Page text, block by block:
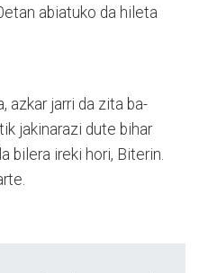
abiatuko da hileta
azkar jarri da zita ba­
jakinarazi dute bihar
bilera ireki hori, Biterin.